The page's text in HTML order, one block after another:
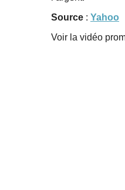
Source : Yahoo
Voir la vidéo